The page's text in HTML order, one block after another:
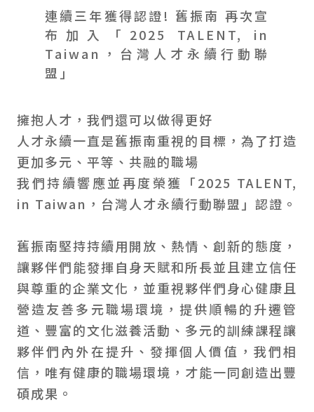
© 2026 JIU ZHEN NAN.CO All rights reserved
連續三年獲得認證! 舊振南 再次宣
布加入「2025 TALENT, in
Taiwan，台灣人才永續行動聯
盟」
擁抱人才，我們還可以做得更好
人才永續一直是舊振南重視的目標，為了打造
更加多元、平等、共融的職場
我們持續響應並再度榮獲「2025 TALENT,
in Taiwan，台灣人才永續行動聯盟」認證。
舊振南堅持持續用開放、熱情、創新的態度，
讓夥伴們能發揮自身天賦和所長並且建立信任
與尊重的企業文化，並重視夥伴們身心健康且
營造友善多元職場環境，提供順暢的升遷管
道、豐富的文化滋養活動、多元的訓練課程讓
夥伴們內外在提升、發揮個人價值，我們相
信，唯有健康的職場環境，才能一同創造出豐
碩成果。